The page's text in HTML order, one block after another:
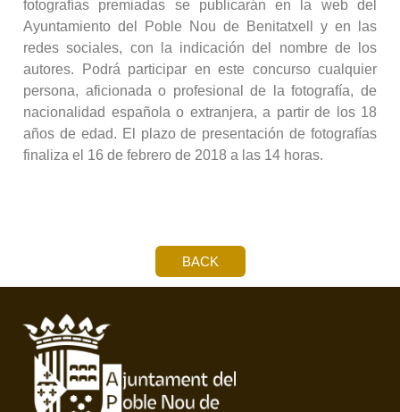
fotografías premiadas se publicarán en la web del
Ayuntamiento del Poble Nou de Benitatxell y en las
redes sociales, con la indicación del nombre de los
autores. Podrá participar en este concurso cualquier
persona, aficionada o profesional de la fotografía, de
nacionalidad española o extranjera, a partir de los 18
años de edad. El plazo de presentación de fotografías
finaliza el 16 de febrero de 2018 a las 14 horas.
BACK